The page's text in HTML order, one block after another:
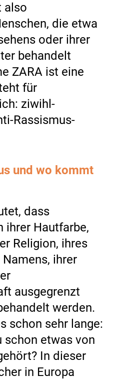
also
die etwa
oder ihrer
behandelt
ZARA ist eine
für
ziwihl-
Rassismus-
und wo kommt
dass
ihrer Hautfarbe,
Religion, ihres
ihrer
ausgegrenzt
werden.
schon sehr lange:
schon etwas von
In dieser
in Europa